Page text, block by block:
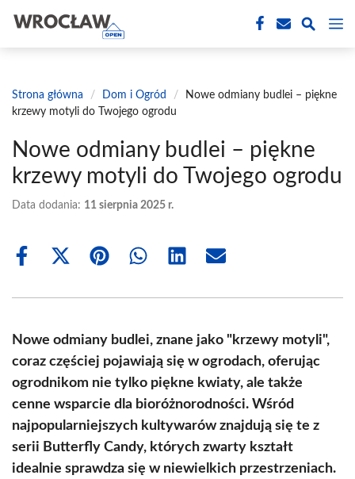
treści
Strona główna / Dom i Ogród /
Nowe odmiany budlei – piękne
krzewy motyli do Twojego ogrodu
Nowe odmiany budlei – piękne
krzewy motyli do Twojego ogrodu
Data dodania: 11 sierpnia 2025 r.
Share
Share
(Twitter)
Share Share Share Share
Nowe odmiany budlei, znane jako "krzewy motyli",
coraz częściej pojawiają się w ogrodach, oferując
ogrodnikom nie tylko piękne kwiaty, ale także
cenne wsparcie dla bioróżnorodności. Wśród
najpopularniejszych kultywarów znajdują się te z
serii Butterfly Candy, których zwarty kształt
idealnie sprawdza się w niewielkich przestrzeniach.